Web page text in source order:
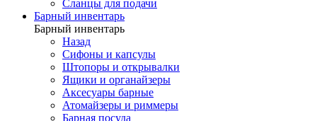
Сланцы для подачи
Барный инвентарь
Барный инвентарь
Назад
Сифоны и капсулы
Штопоры и открывалки
Ящики и органайзеры
Аксесуары барные
Атомайзеры и риммеры
Барная посуда